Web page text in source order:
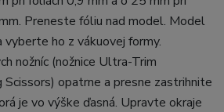
Preneste fóliu nad model. Model
vyberte ho z vákuovej formy.
nožníc (nožnice Ultra-Trim
opatrne a presne zastrihnite
je vo výške ďasná. Upravte okraje